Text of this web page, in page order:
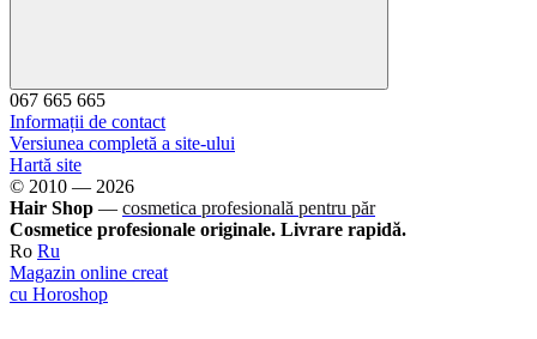
067 665 665
Informații de contact
Versiunea completă a site-ului
Hartă site
© 2010 — 2026
Hair Shop — cosmetica profesională pentru păr
Cosmetice profesionale originale. Livrare rapidă.
Ro Ru
Magazin online creat
cu Horoshop